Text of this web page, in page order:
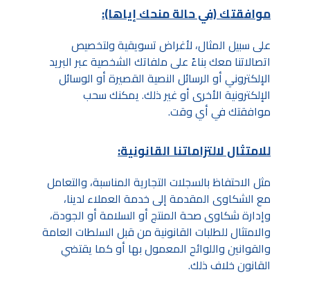
موافقتك (في حالة منحك إياها):
على سبيل المثال، لأغراض تسويقية ولتخصيص
اتصالاتنا معك بناءً على ملفاتك الشخصية عبر البريد
الإلكتروني أو الرسائل النصية القصيرة أو الوسائل
الإلكترونية الأخرى أو غير ذلك. يمكنك سحب
موافقتك في أي وقت.
للامتثال لالتزاماتنا القانونية:
مثل الاحتفاظ بالسجلات التجارية المناسبة، والتعامل
مع الشكاوى المقدمة إلى خدمة العملاء لدينا،
وإدارة شكاوى صحة المنتج أو السلامة أو الجودة،
والامتثال للطلبات القانونية من قبل السلطات العامة
والقوانين واللوائح المعمول بها أو كما يقتضي
القانون خلاف ذلك.